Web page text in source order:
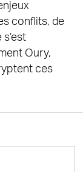
conflits, de
s’est
Oury,
ces